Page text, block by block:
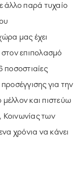
άλλο παρά τυχαίο
μας έχει
επιπολασμό
για την
μέλλον και πιστεύω
Κοινωνίας των
χρόνια να κάνει